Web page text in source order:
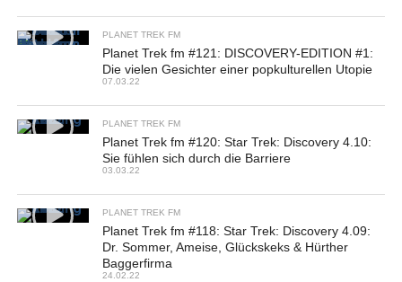
PLANET TREK FM
Planet Trek fm #121: DISCOVERY-EDITION #1:
Die vielen Gesichter einer popkulturellen Utopie
07.03.22
PLANET TREK FM
Planet Trek fm #120: Star Trek: Discovery 4.10:
Sie fühlen sich durch die Barriere
03.03.22
PLANET TREK FM
Planet Trek fm #118: Star Trek: Discovery 4.09:
Dr. Sommer, Ameise, Glückskeks & Hürther
Baggerfirma
24.02.22